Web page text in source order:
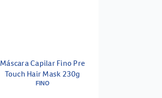
Máscara Capilar Fino Pre
Touch Hair Mask 230g
FINO